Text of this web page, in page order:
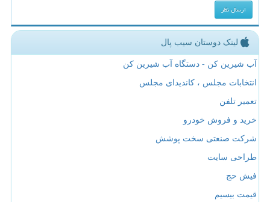
لینک دوستان سیب پال
آب شیرین کن - دستگاه آب شیرین کن
انتخابات مجلس ، کاندیدای مجلس
تعمیر تلفن
خرید و فروش خودرو
شرکت صنعتی سخت پوشش
طراحی سایت
فیش حج
قیمت بیسیم